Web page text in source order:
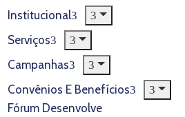
Institucional
Serviços
Campanhas
Convênios E Benefícios
Fórum Desenvolve